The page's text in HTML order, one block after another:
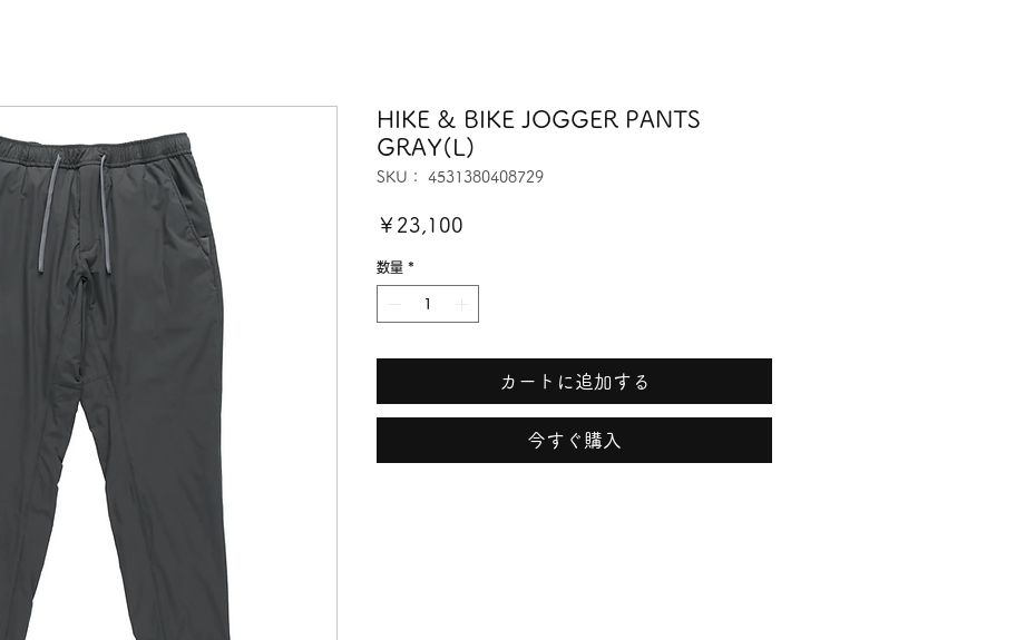
HIKE & BIKE JOGGER PANTS
GRAY(L)
SKU： 4531380408729
￥23,100
数量 *
カートに追加する
今すぐ購入